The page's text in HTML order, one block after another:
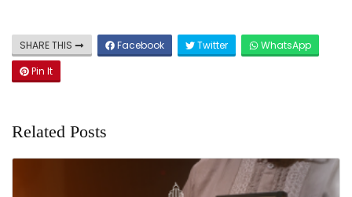
SHARE THIS Facebook Twitter
WhatsApp
Pin It
Related Posts